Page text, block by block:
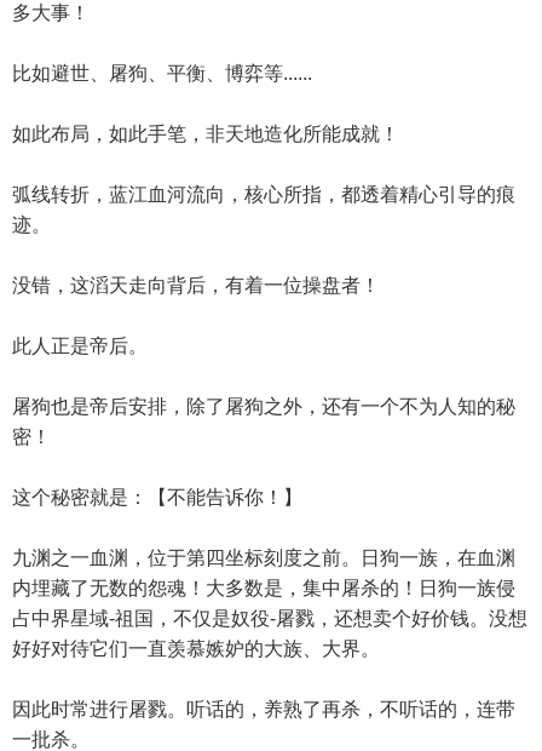
多大事！
比如避世、屠狗、平衡、博弈等......
如此布局，如此手笔，非天地造化所能成就！
弧线转折，蓝江血河流向，核心所指，都透着精心引导的痕
迹。
没错，这滔天走向背后，有着一位操盘者！
此人正是帝后。
屠狗也是帝后安排，除了屠狗之外，还有一个不为人知的秘
密！
这个秘密就是：【不能告诉你！】
九渊之一血渊，位于第四坐标刻度之前。日狗一族，在血渊
内埋藏了无数的怨魂！大多数是，集中屠杀的！日狗一族侵
占中界星域-祖国，不仅是奴役-屠戮，还想卖个好价钱。没想
好好对待它们一直羡慕嫉妒的大族、大界。
因此时常进行屠戮。听话的，养熟了再杀，不听话的，连带
一批杀。